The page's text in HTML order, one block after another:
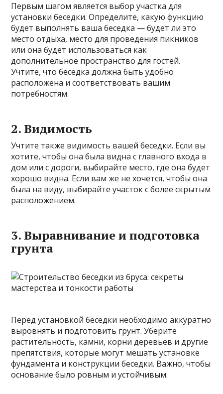
Первым шагом является выбор участка для
установки беседки. Определите, какую функцию
будет выполнять ваша беседка — будет ли это
место отдыха, место для проведения пикников
или она будет использоваться как
дополнительное пространство для гостей.
Учтите, что беседка должна быть удобно
расположена и соответствовать вашим
потребностям.
2. Видимость
Учтите также видимость вашей беседки. Если вы
хотите, чтобы она была видна с главного входа в
дом или с дороги, выбирайте место, где она будет
хорошо видна. Если вам же не хочется, чтобы она
была на виду, выбирайте участок с более скрытым
расположением.
3. Выравнивание и подготовка
грунта
Перед установкой беседки необходимо аккуратно
выровнять и подготовить грунт. Уберите
растительность, камни, корни деревьев и другие
препятствия, которые могут мешать установке
фундамента и конструкции беседки. Важно, чтобы
основание было ровным и устойчивым.